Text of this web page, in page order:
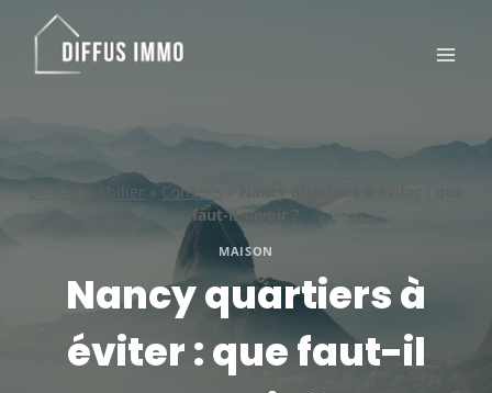
contenu
Blog immobilier » Conseils
faut-il savoir ?
MAISON
Nancy quartiers à
éviter : que faut-il